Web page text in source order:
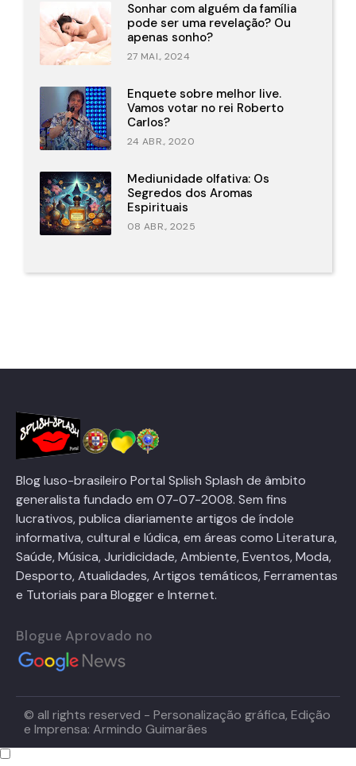
Sonhar com alguém da família
pode ser uma revelação? Ou
apenas sonho?
27 MAI., 2024
Enquete sobre melhor live.
Vamos votar no rei Roberto
Carlos?
24 ABR., 2020
Mediunidade olfativa: Os
Segredos dos Aromas
Espirituais
08 ABR., 2025
Blog luso-brasileiro Portal Splish Splash de âmbito
generalista fundado em 07-07-2008. Sem fins
lucrativos, publica diariamente artigos de índole
informativa, cultural e lúdica, em áreas como Literatura,
Saúde, Música, Juridicidade, Ambiente, Eventos, Moda,
Desporto, Atualidades, Artigos temáticos, Ferramentas
e Tutoriais para Blogger e Internet.
Blogue Aprovado no
© all rights reserved - Personalização gráfica, Edição
e Imprensa: Armindo Guimarães